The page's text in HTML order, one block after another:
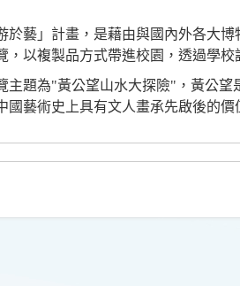
於藝」計畫，是藉由與國內外各大
，以複製品方式帶進校園，透過學
主題為"黃公望山水大探險"，黃公
國藝術史上具有文人畫承先啟後的價